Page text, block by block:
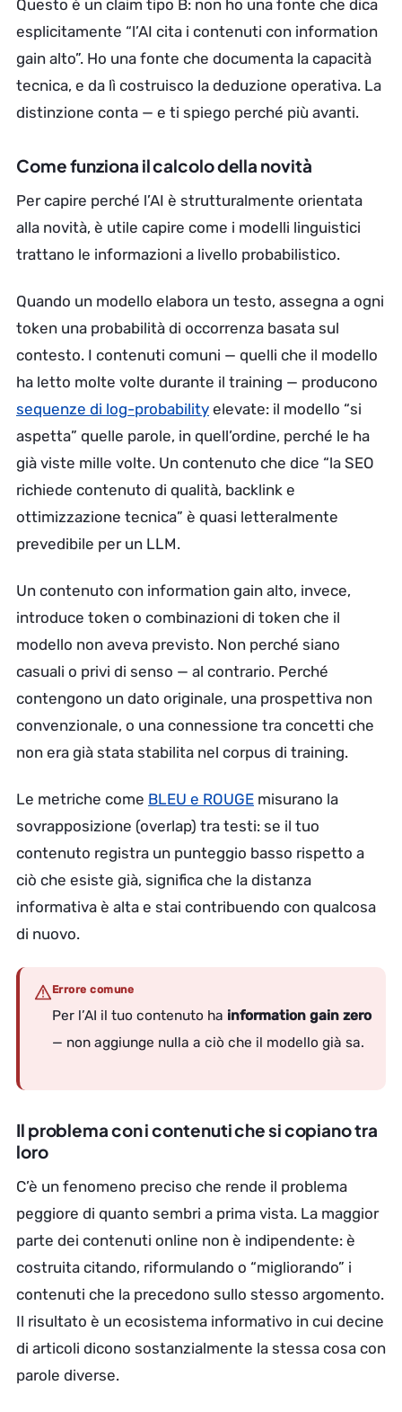
Questo è un claim tipo B: non ho una fonte che dica
esplicitamente “l’AI cita i contenuti con information
gain alto”. Ho una fonte che documenta la capacità
tecnica, e da lì costruisco la deduzione operativa. La
distinzione conta — e ti spiego perché più avanti.
Come funziona il calcolo della novità
Per capire perché l’AI è strutturalmente orientata
alla novità, è utile capire come i modelli linguistici
trattano le informazioni a livello probabilistico.
Quando un modello elabora un testo, assegna a ogni
token una probabilità di occorrenza basata sul
contesto. I contenuti comuni — quelli che il modello
ha letto molte volte durante il training — producono
sequenze di log-probability elevate: il modello “si
aspetta” quelle parole, in quell’ordine, perché le ha
già viste mille volte. Un contenuto che dice “la SEO
richiede contenuto di qualità, backlink e
ottimizzazione tecnica” è quasi letteralmente
prevedibile per un LLM.
Un contenuto con information gain alto, invece,
introduce token o combinazioni di token che il
modello non aveva previsto. Non perché siano
casuali o privi di senso — al contrario. Perché
contengono un dato originale, una prospettiva non
convenzionale, o una connessione tra concetti che
non era già stata stabilita nel corpus di training.
Le metriche come BLEU e ROUGE misurano la
sovrapposizione (overlap) tra testi: se il tuo
contenuto registra un punteggio basso rispetto a
ciò che esiste già, significa che la distanza
informativa è alta e stai contribuendo con qualcosa
di nuovo.
Errore comune
Per l’AI il tuo contenuto ha information gain zero
— non aggiunge nulla a ciò che il modello già sa.
Il problema con i contenuti che si copiano tra
loro
C’è un fenomeno preciso che rende il problema
peggiore di quanto sembri a prima vista. La maggior
parte dei contenuti online non è indipendente: è
costruita citando, riformulando o “migliorando” i
contenuti che la precedono sullo stesso argomento.
Il risultato è un ecosistema informativo in cui decine
di articoli dicono sostanzialmente la stessa cosa con
parole diverse.